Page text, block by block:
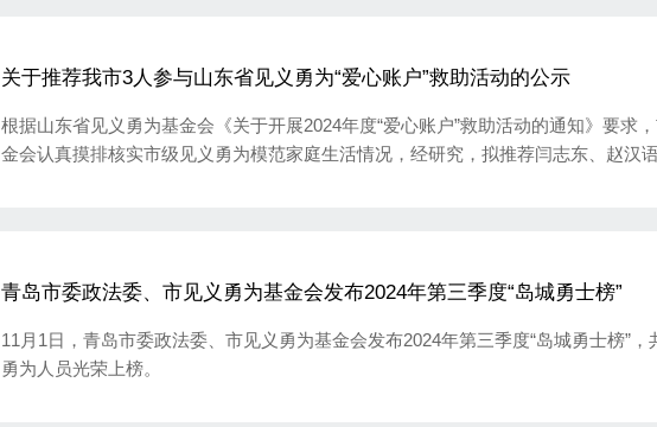
关于推荐我市3人参与山东省见义勇为“爱心账户”救助活动的公示
根据山东省见义勇为基金会《关于开展2024年度“爱心账户”救助活动的通知》要求
金会认真摸排核实市级见义勇为模范家庭生活情况，经研究，拟推荐闫志东、赵汉
青岛市委政法委、市见义勇为基金会发布2024年第三季度“岛城勇士榜”
11月1日，青岛市委政法委、市见义勇为基金会发布2024年第三季度“岛城勇士榜”，
勇为人员光荣上榜。